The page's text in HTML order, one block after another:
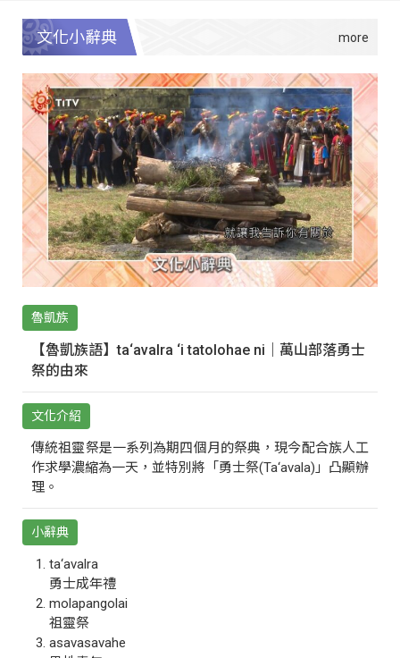
文化小辭典
魯凱族
【魯凱族語】ta‘avalra ‘i tatolohae ni｜萬山部落勇士
祭的由來
文化介紹
傳統祖靈祭是一系列為期四個月的祭典，現今配合族人工
作求學濃縮為一天，並特別將「勇士祭(Ta‘avala)」凸顯辦
理。
小辭典
ta‘avalra
勇士成年禮
molapangolai
祖靈祭
asavasavahe